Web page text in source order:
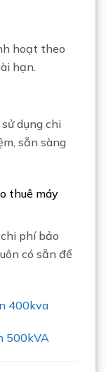
hoạt theo
hạn.
dụng chi
sẵn sàng
thuê máy
phí bảo
có sẵn để
400kva
500kVA